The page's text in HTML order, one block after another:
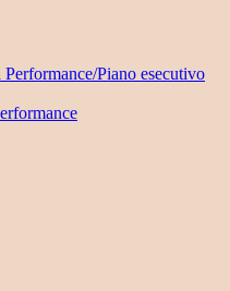
Performance/Piano esecutivo